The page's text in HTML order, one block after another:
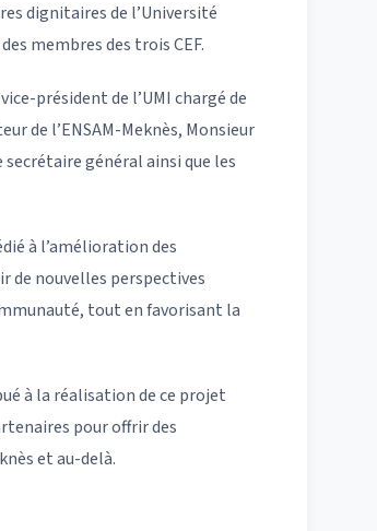
dignitaires de l’Université
membres des trois CEF.
président de l’UMI chargé de
de l’ENSAM-Meknès, Monsieur
général ainsi que les
à l’amélioration des
de nouvelles perspectives
tout en favorisant la
à la réalisation de ce projet
pour offrir des
et au-delà.